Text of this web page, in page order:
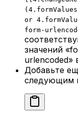
or
form-
значений
urlencoded»
Добавьте
следующим